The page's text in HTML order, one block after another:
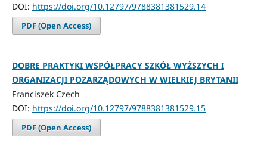
DOI: https://doi.org/10.12797/9788381381529.14
PDF (Open Access)
DOBRE PRAKTYKI WSPÓŁPRACY SZKÓŁ WYŻSZYCH I
ORGANIZACJI POZARZĄDOWYCH W WIELKIEJ BRYTANII
Franciszek Czech
DOI: https://doi.org/10.12797/9788381381529.15
PDF (Open Access)